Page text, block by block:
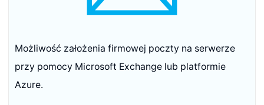
Możliwość założenia firmowej poczty na serwerze
przy pomocy Microsoft Exchange lub platformie
Azure.